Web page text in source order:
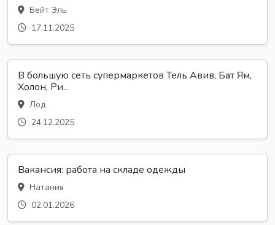
Бейт Эль
17.11.2025
В большую сеть супермаркетов Тель Авив, Бат Ям,
Холон, Ри...
Лод
24.12.2025
Вакансия: работа на складе одежды
Натания
02.01.2026